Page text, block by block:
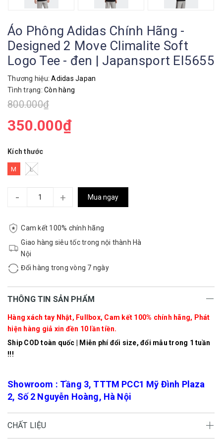
Áo Phông Adidas Chính Hãng -
Designed 2 Move Climalite Soft
Logo Tee - đen | Japansport EI5655
Thương hiệu: Adidas Japan
Tình trạng: Còn hàng
800.000₫
350.000₫
Kích thước
M L
- + Mua ngay
Cam kết 100% chính hãng
Giao hàng siêu tốc trong nội thành Hà
Nội
Đổi hàng trong vòng 7 ngày
THÔNG TIN SẢN PHẨM
Hàng xách tay Nhật, Fullbox, Cam kết 100% chính hãng, Phát
hiện hàng giả xin đền 10 lần tiền.
Ship COD toàn quốc | Miễn phí đổi size, đổi mẫu trong 1 tuần
!!!
Showroom : Tầng 3, TTTM PCC1 Mỹ Đình Plaza
2, Số 2 Nguyễn Hoàng, Hà Nội
CHẤT LIỆU